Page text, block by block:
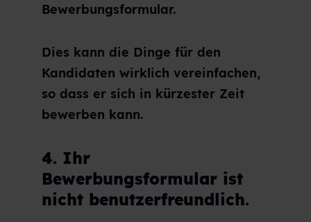
Bewerbungsformular.
Dies kann die Dinge für den
Kandidaten wirklich vereinfachen,
so dass er sich in kürzester Zeit
bewerben kann.
4. Ihr
Bewerbungsformular ist
nicht benutzerfreundlich.